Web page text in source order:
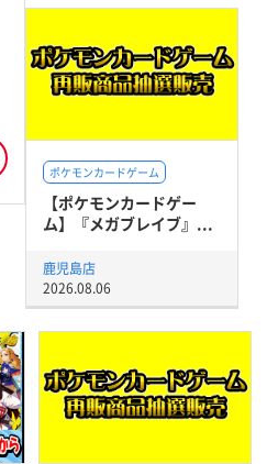
ポケモンカードゲーム
【ポケモンカードゲー
ム】『メガブレイブ』...
鹿児島店
2026.08.06